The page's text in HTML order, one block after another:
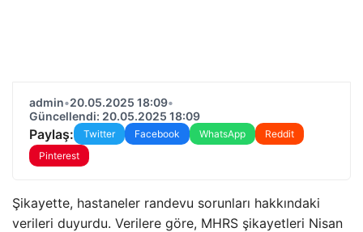
admin•20.05.2025 18:09•
Güncellendi: 20.05.2025 18:09
Paylaş: Twitter Facebook WhatsApp
Reddit
Pinterest
Şikayette, hastaneler randevu sorunları hakkındaki
verileri duyurdu. Verilere göre, MHRS şikayetleri Nisan